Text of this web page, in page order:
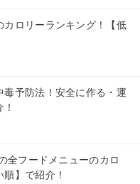
カロリーランキング！【低
毒予防法！安全に作る・運
全フードメニューのカロ
】で紹介！